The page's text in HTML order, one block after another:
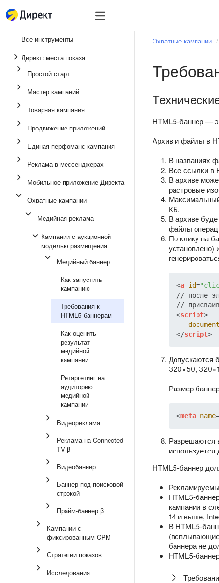
Инструменты
Реклама в
Медийная реклама
Мастер кампаний
Товарная кампания
Все инструменты
Директ: места показа
Простой старт
Мастер кампаний
Товарная кампания
Продвижение приложений
Единая перфоманс-кампания
Реклама в мессенджерах
Мобильное приложение Директа
Охватные кампании
Медийная реклама
Кампании с аукционной
моделью размещения
Медийный баннер
Как запустить
кампанию
Требования к
HTML5-баннерам
Как оценить
результат
медийной
кампании
Ретаргетинг на
аудиторию
медийной
кампании
Видеореклама
Реклама на Connected
TV β
Видеобаннер
Баннер под поисковой
строкой
Прайм-баннер β
Кампании с
фиксированным CPM
Стратегии показов
Исследования
Охватные кампании
HTML5-баннер —
Архив и файлы в
В названиях
Все ссылки в
В архиве
растровые
КБ.
В архиве
файлы
По клику на
установлено)
<a id=
// после
<script>
document
</script>
Допускаются
320×50,
Размер
<meta name=
Разрешаются
HTML5-баннер
HTML5-
кампании в
14 и выше,
В HTML5-
(всплывающие
баннера не
HTML5-